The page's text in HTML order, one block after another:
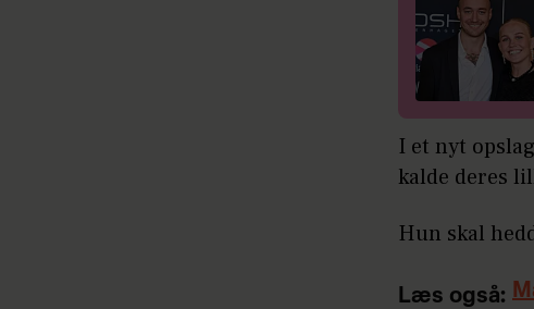
I et nyt
kalde deres
Hun skal
Læs også: